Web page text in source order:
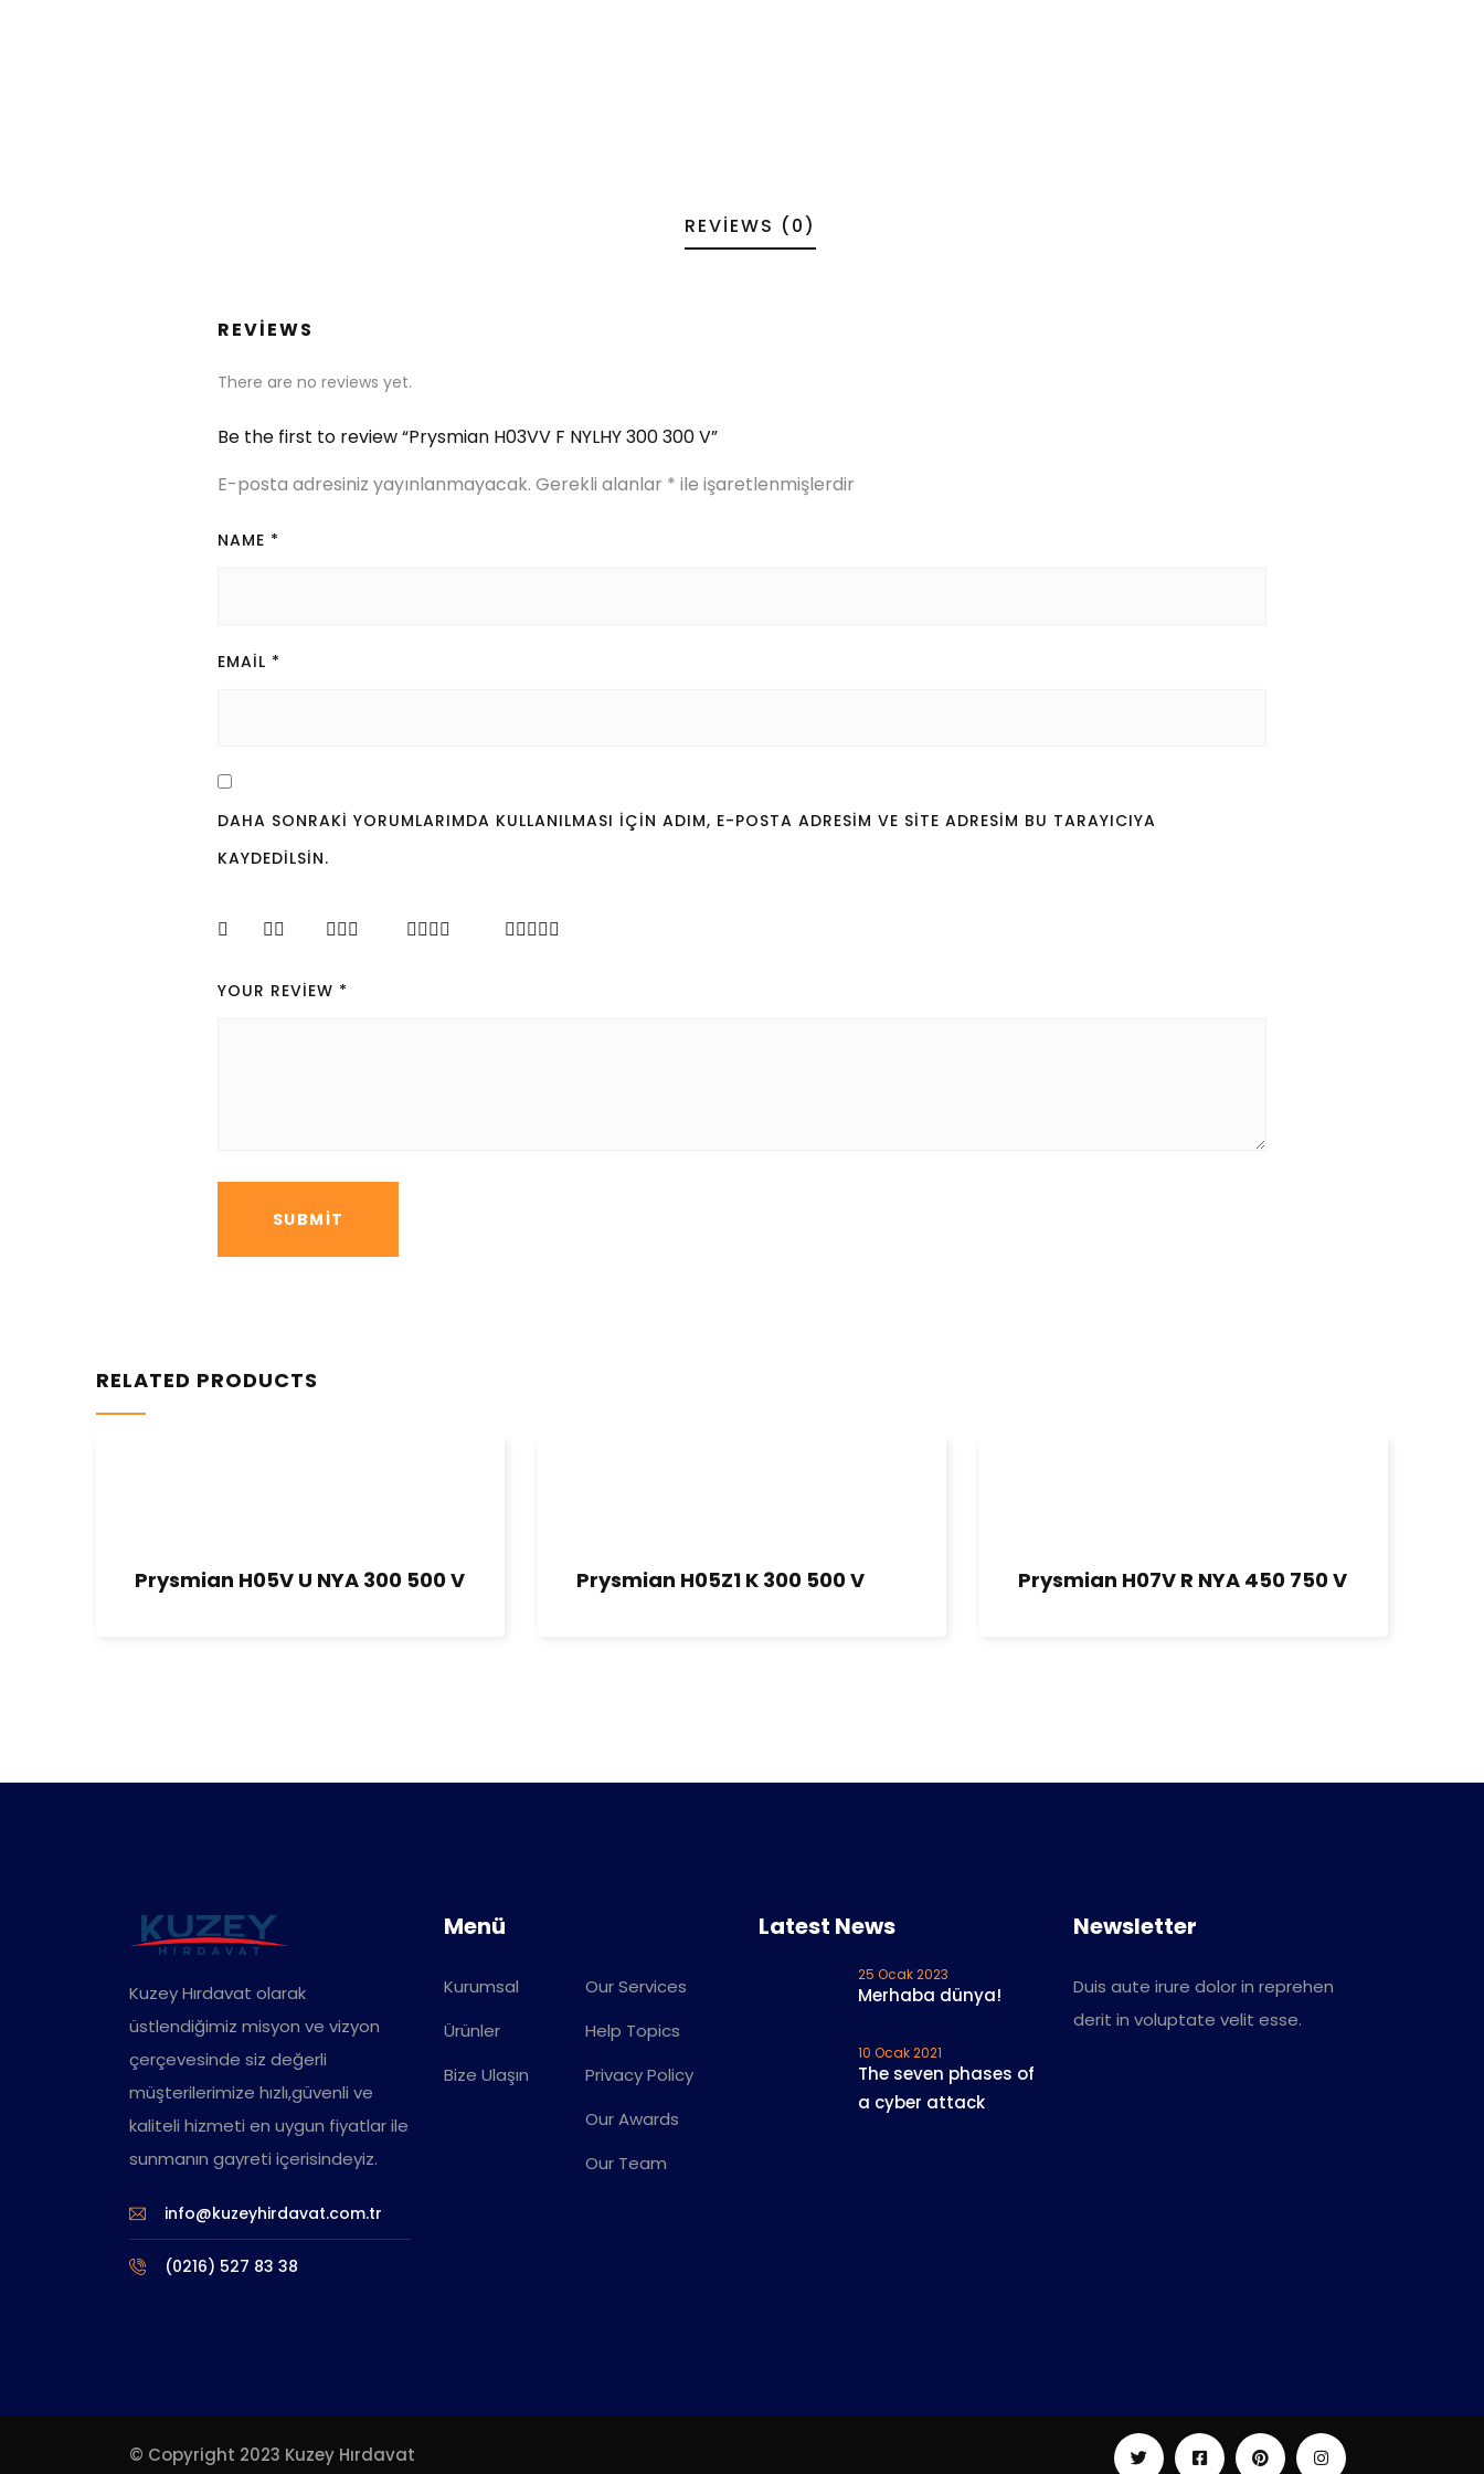
REVIEWS (0)
REVIEWS
There are no reviews yet.
Be the first to review “Prysmian H03VV F NYLHY 300 300 V”
E-posta adresiniz yayınlanmayacak. Gerekli alanlar * ile işaretlenmişlerdir
NAME *
EMAIL *
DAHA SONRAKI YORUMLARIMDA KULLANILMASI IÇIN ADIM, E-POSTA ADRESIM VE SITE ADRESIM BU TARAYICIYA
KAYDEDILSIN.
YOUR REVIEW *
RELATED PRODUCTS
Prysmian H05V U NYA 300 500 V Prysmian H05Z1 K 300 500 V Prysmian H07V R NYA 450 750 V
Kuzey Hırdavat olarak
üstlendiğimiz misyon ve vizyon
çerçevesinde siz değerli
müşterilerimize hızlı,güvenli ve
kaliteli hizmeti en uygun fiyatlar ile
sunmanın gayreti içerisindeyiz.
info@kuzeyhirdavat.com.tr
(0216) 527 83 38
Menü
Kurumsal
Ürünler
Bize Ulaşın
Our Services
Help Topics
Privacy Policy
Our Awards
Our Team
Latest News
25 Ocak 2023
Merhaba dünya!
10 Ocak 2021
The seven phases of
a cyber attack
Newsletter
Duis aute irure dolor in reprehen
derit in voluptate velit esse.
© Copyright 2023 Kuzey Hırdavat